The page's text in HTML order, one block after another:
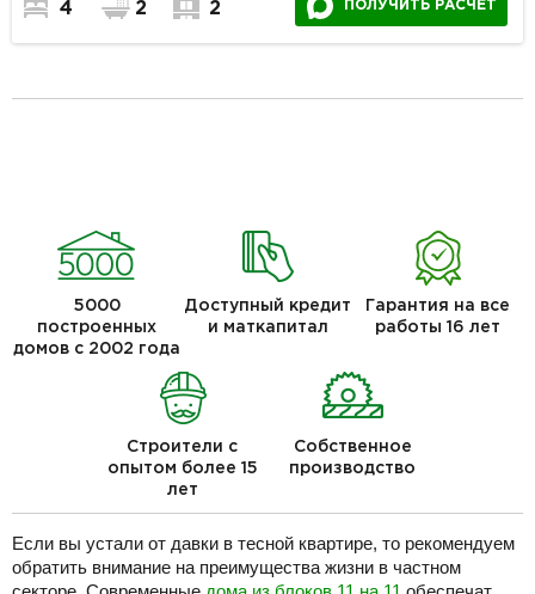
4 2 2 ПОЛУЧИТЬ РАСЧЕТ
5000
построенных
домов с 2002 года
Доступный кредит
и маткапитал
Гарантия на все
работы 16 лет
Строители с
опытом более 15
лет
Собственное
производство
Если вы устали от давки в тесной квартире, то рекомендуем
обратить внимание на преимущества жизни в частном